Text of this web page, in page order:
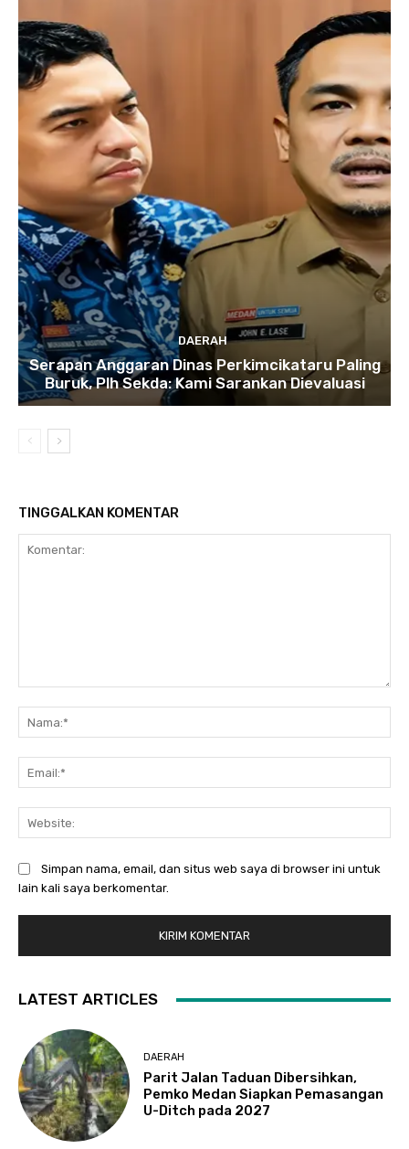
DAERAH
Serapan Anggaran Dinas Perkimcikataru Paling
Buruk, Plh Sekda: Kami Sarankan Dievaluasi
TINGGALKAN KOMENTAR
Simpan nama, email, dan situs web saya di browser ini untuk
lain kali saya berkomentar.
LATEST ARTICLES
DAERAH
Parit Jalan Taduan Dibersihkan,
Pemko Medan Siapkan Pemasangan
U-Ditch pada 2027